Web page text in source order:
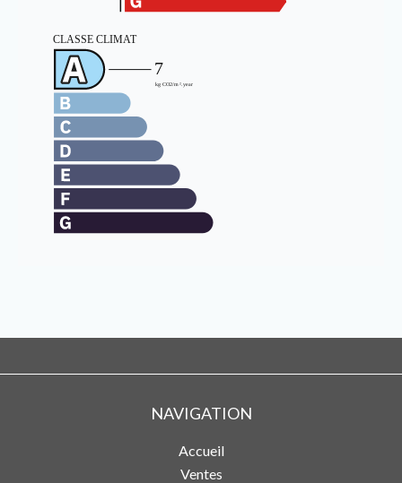
NAVIGATION
Accueil
Ventes